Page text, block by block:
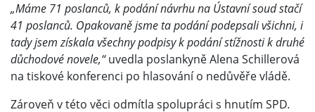
„Máme 71 poslanců, k podání návrhu na Ústavní soud stačí
41 poslanců. Opakovaně jsme ta podání podepsali všichni, i
tady jsem získala všechny podpisy k podání stížnosti k druhé
důchodové novele,“uvedla poslankyně Alena Schillerová
na tiskové konferenci po hlasování o nedůvěře vládě.
Zároveň v této věci odmítla spolupráci s hnutím SPD.